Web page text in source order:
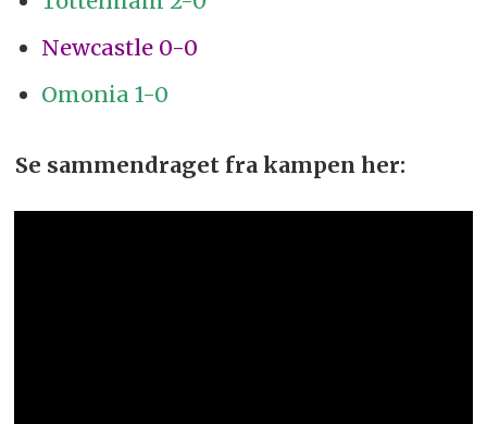
Newcastle 0-0
Omonia 1-0
Se sammendraget fra kampen her: